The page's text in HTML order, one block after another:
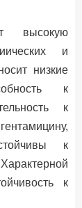
высокую
и
низкие
к
к
к
к